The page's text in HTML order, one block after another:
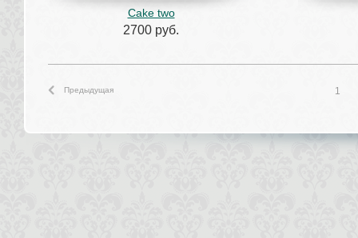
Cake two
2700 руб.
Предыдущая 1